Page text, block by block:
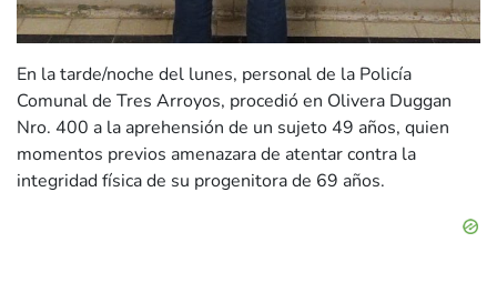
En la tarde/noche del lunes, personal de la Policía
Comunal de Tres Arroyos, procedió en Olivera Duggan
Nro. 400 a la aprehensión de un sujeto 49 años, quien
momentos previos amenazara de atentar contra la
integridad física de su progenitora de 69 años.